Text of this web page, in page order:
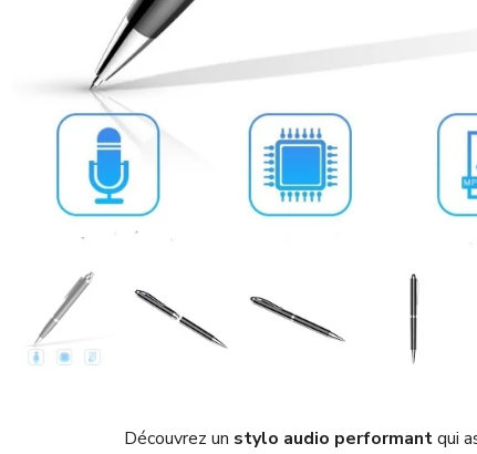
Découvrez un stylo audio performantqui